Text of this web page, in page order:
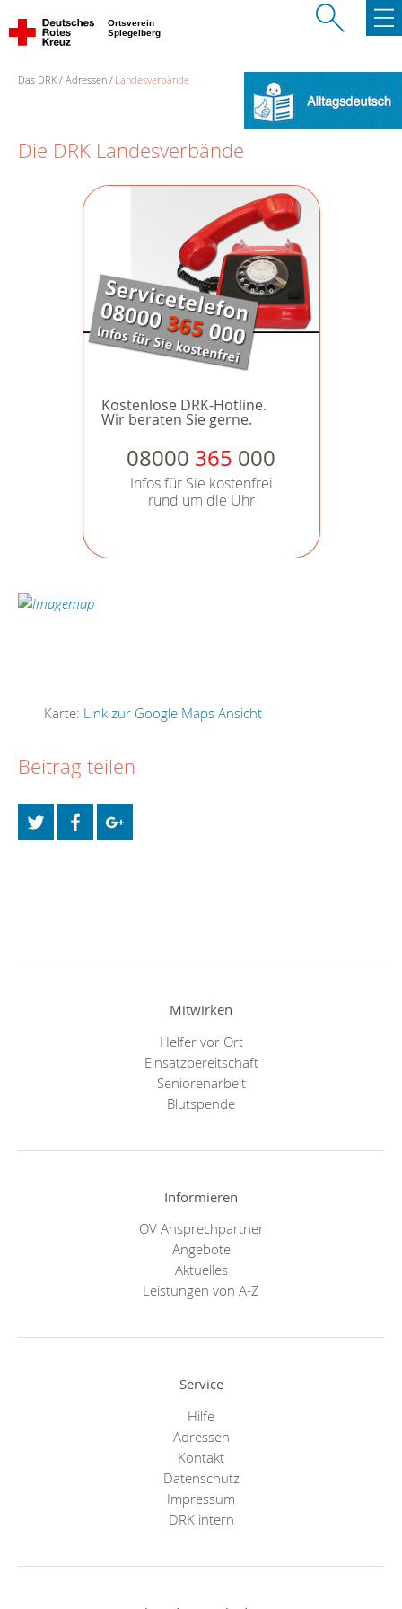
Ortsverein
Spiegelberg
Das DRK Adressen Landesverbände
Die DRK Landesverbände
Kostenlose DRK-Hotline.
Wir beraten Sie gerne.
08000 365 000
Infos für Sie kostenfrei
rund um die Uhr
Karte: Link zur Google Maps Ansicht
Beitrag teilen
Mitwirken
Helfer vor Ort
Einsatzbereitschaft
Seniorenarbeit
Blutspende
Informieren
OV Ansprechpartner
Angebote
Aktuelles
Leistungen von A-Z
Service
Hilfe
Adressen
Kontakt
Datenschutz
Impressum
DRK intern